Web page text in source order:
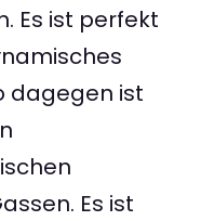
Es ist perfekt
dagegen ist
Es ist